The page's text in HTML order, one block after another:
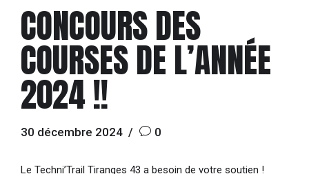
CONCOURS DES
COURSES DE L’ANNÉE
2024 !!
30 décembre 2024 0
Le Techni’Trail Tiranges 43 a besoin de votre soutien !